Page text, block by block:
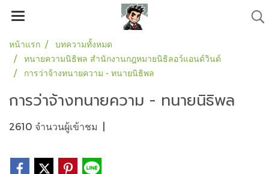
หน้าแรก
บทความทั้งหมด
ทนายความนิธิพล สำนักงานกฎหมายนิธิลอว์แอนด์วินด์
การว่าจ้างทนายความ - ทนายนิธิพล
การว่าจ้างทนายความ - ทนายนิธิพล
2610 จำนวนผู้เข้าชม